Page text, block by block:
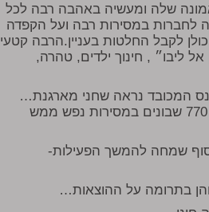
שלה ומעשיה באהבה רבה לכל
לחברות במסירות רבה ועל הקפדה
לקבל החלטות בעניין.הרבה קטעי
ליבו״ , חינוך ילדים, טהרה,
המכובד נראה שחני מארגנת…
והבליט את החלום של חני- בניית מקוה מפואר בתוך מבנה 770 שבונים במסירות נפש ממש
שמחה להמשך הפעילות-
והן בתרומה על ההוצאות…